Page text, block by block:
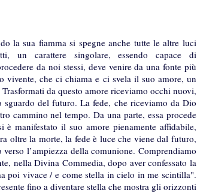
la sua fiamma si spegne anche tutte le altre luci
carattere singolare, essendo capace di
da noi stessi, deve venire da una fonte più
che ci chiama e ci svela il suo amore, un
da questo amore riceviamo occhi nuovi,
sguardo del futuro. La fede, che riceviamo da Dio
cammino nel tempo. Da una parte, essa procede
manifestato il suo amore pienamente affidabile,
oltre la morte, la fede è luce che viene dal futuro,
l’ampiezza della comunione. Comprendiamo
nella Divina Commedia, dopo aver confessato la
poi vivace / e come stella in cielo in me scintilla".
fino a diventare stella che mostra gli orizzonti